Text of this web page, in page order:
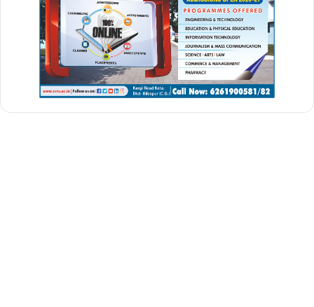
प्रशासनिक नियमों और स्थानांतरण नीतियों का पालन किया गया है।जांच को
निष्पक्ष बनाने के उद्देश्य से, एसोसिएशन ने मांग की है कि जांच पूरी होने तक संजीव
तिवारी को तत्काल प्रभाव से उनके वर्तमान पद से हटाया जाए या उनका स्थानांतरण
किया जाए।